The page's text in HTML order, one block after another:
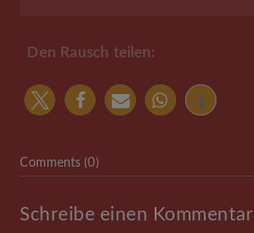
Den Rausch teilen:
Comments (0)
Schreibe einen Kommentar